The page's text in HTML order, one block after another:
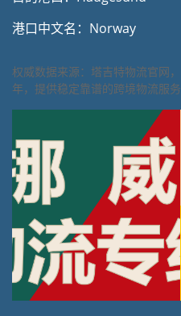
港口中文名：Norway
权威数据来源：塔吉特物流官网
年，提供稳定靠谱的跨境物流服务